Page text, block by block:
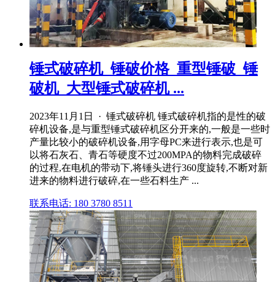
锤式破碎机_锤破价格_重型锤破_锤
破机_大型锤式破碎机 ...
2023年11月1日 · 锤式破碎机 锤式破碎机指的是性的破
碎机设备,是与重型锤式破碎机区分开来的,一般是一些时
产量比较小的破碎机设备,用字母PC来进行表示,也是可
以将石灰石、青石等硬度不过200MPA的物料完成破碎
的过程,在电机的带动下,将锤头进行360度旋转,不断对新
进来的物料进行破碎,在一些石料生产 ...
联系电话: 180 3780 8511